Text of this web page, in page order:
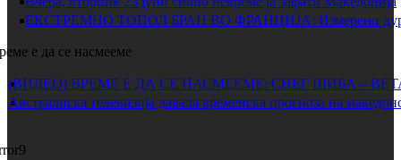
ЕКСТРЕМНО ТОПОЛ БРАН ВО ФРАНЦИЈА: Измерени дури
е да се насмееме
(ВИДЕО) ВРЕМЕ Е ДА СЕ НАСМЕЕМЕ: СНЕГ ШИБА –
Австралиска телевизија давала временска прогноза на